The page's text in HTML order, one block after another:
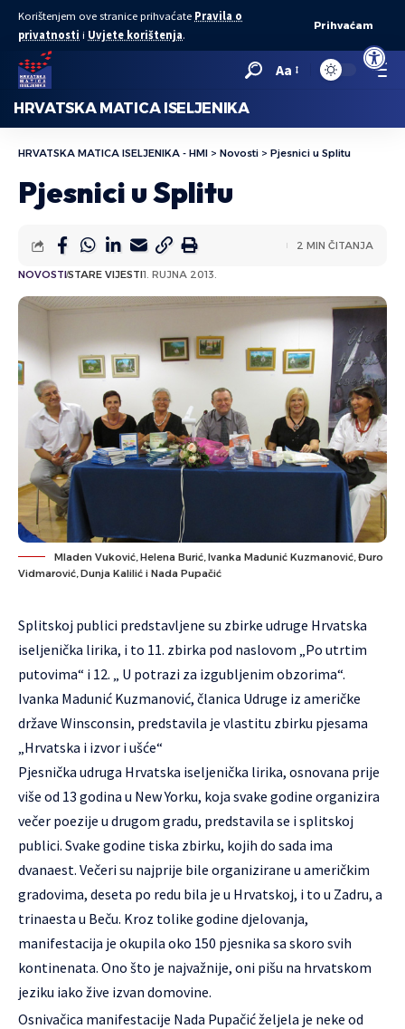
Open
Korištenjem ove stranice prihvaćate Pravila o
privatnosti i Uvjete korištenja.
Prihvaćam
Aa
HRVATSKA MATICA ISELJENIKA
HRVATSKA MATICA ISELJENIKA - HMI > Novosti > Pjesnici u Splitu
Pjesnici u Splitu
NOVOSTISTARE VIJESTI1. RUJNA 2013.
2 MIN ČITANJA
Mladen Vuković, Helena Burić, Ivanka Madunić Kuzmanović, Đuro
Vidmarović, Dunja Kalilić i Nada Pupačić
Splitskoj publici predstavljene su zbirke udruge Hrvatska
iseljenička lirika, i to 11. zbirka pod naslovom „Po utrtim
putovima“ i 12. „ U potrazi za izgubljenim obzorima“.
Ivanka Madunić Kuzmanović, članica Udruge iz američke
države Winsconsin, predstavila je vlastitu zbirku pjesama
„Hrvatska i izvor i ušće“
Pjesnička udruga Hrvatska iseljenička lirika, osnovana prije
više od 13 godina u New Yorku, koja svake godine organizira
večer poezije u drugom gradu, predstavila se i splitskoj
publici. Svake godine tiska zbirku, kojih do sada ima
dvanaest. Večeri su najprije bile organizirane u američkim
gradovima, deseta po redu bila je u Hrvatskoj, i to u Zadru, a
trinaesta u Beču. Kroz tolike godine djelovanja,
manifestacija je okupila oko 150 pjesnika sa skoro svih
kontinenata. Ono što je najvažnije, oni pišu na hrvatskom
jeziku iako žive izvan domovine.
Osnivačica manifestacije Nada Pupačić željela je neke od